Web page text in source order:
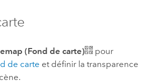
(Fond de carte)
pour
de carte et définir la transparence